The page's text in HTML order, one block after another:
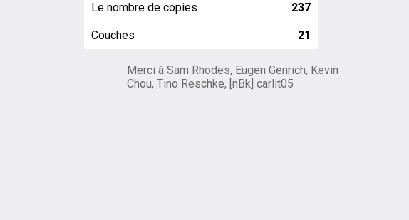
Le nombre de copies 237
Couches 21
Merci à Sam Rhodes, Eugen Genrich, Kevin
Chou, Tino Reschke, [nBk] carlit05